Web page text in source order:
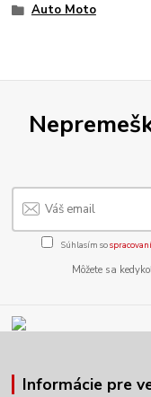
Auto Moto
Súhlasím so
Môžete sa
Informácie pre